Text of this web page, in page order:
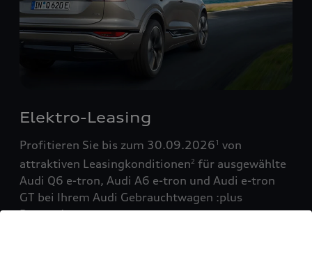
Elektro-Leasing
Profitieren Sie bis zum 30.09.20261 von
attraktiven Leasingkonditionen2 für ausgewählte
Audi Q6 e-tron, Audi A6 e-tron und Audi e-tron
GT bei Ihrem Audi Gebrauchtwagen :plus
Partner!